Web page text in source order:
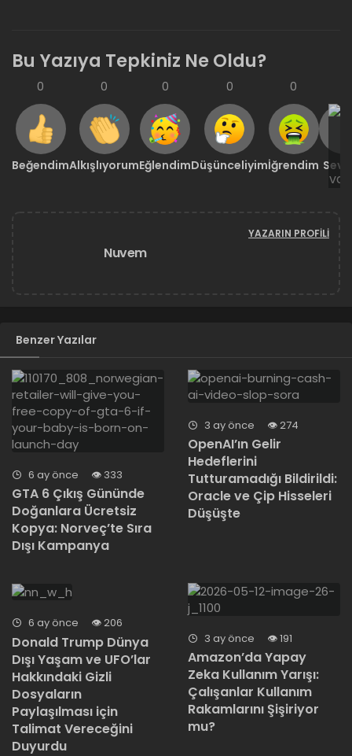
Bu Yazıya Tepkiniz Ne Oldu?
0
Beğendim
0
Alkışlıyorum
0
Eğlendim
0
Düşünceliyim
0
İğrendim
Nuvem
YAZARIN PROFILI
Benzer Yazılar
6 ay önce 333
GTA 6 Çıkış Gününde
Doğanlara Ücretsiz
Kopya: Norveç’te Sıra
Dışı Kampanya
3 ay önce 274
OpenAI’ın Gelir
Hedeflerini
Tutturamadığı Bildirildi:
Oracle ve Çip Hisseleri
Düşüşte
6 ay önce 206
Donald Trump Dünya
Dışı Yaşam ve UFO’lar
Hakkındaki Gizli
Dosyaların
Paylaşılması için
Talimat Vereceğini
Duyurdu
3 ay önce 191
Amazon’da Yapay
Zeka Kullanım Yarışı:
Çalışanlar Kullanım
Rakamlarını Şişiriyor
mu?